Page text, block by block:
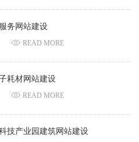
务网站建设
READ MORE
耗材网站建设
READ MORE
技产业园建筑网站建设